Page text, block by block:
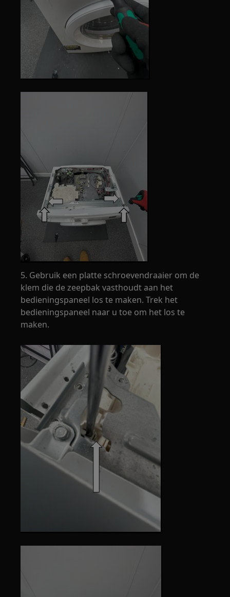
5. Gebruik een platte schroevendraaier om de
klem die de zeepbak vasthoudt aan het
bedieningspaneel los te maken. Trek het
bedieningspaneel naar u toe om het los te
maken.